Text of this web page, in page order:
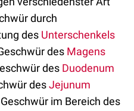
durch
des Unterschenkels
des Magens
des Duodenum
desJejunum
Geschwür im Bereich des